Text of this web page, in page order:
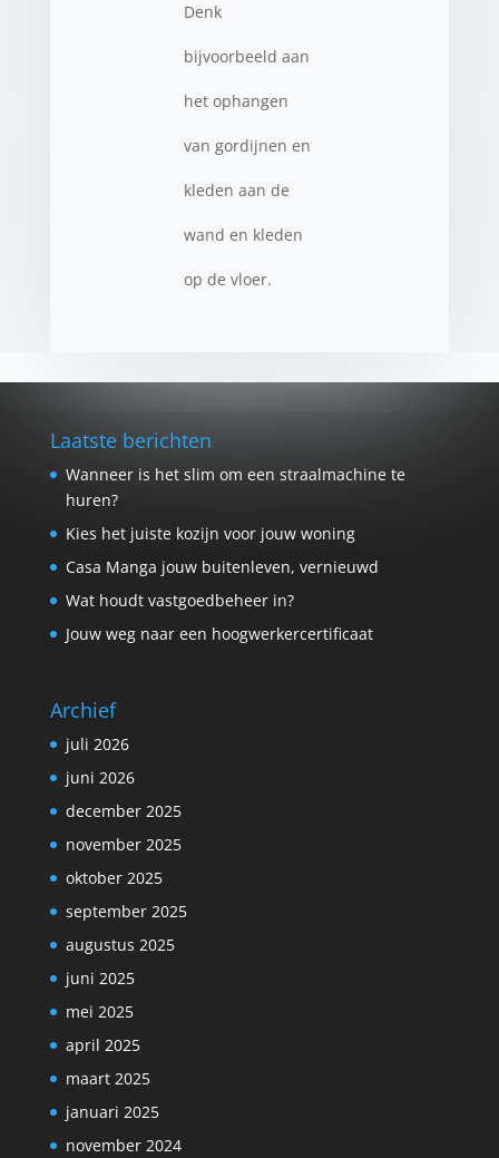
Denk
bijvoorbeeld aan
het ophangen
van gordijnen en
kleden aan de
wand en kleden
op de vloer.
Laatste berichten
Wanneer is het slim om een straalmachine te
huren?
Kies het juiste kozijn voor jouw woning
Casa Manga jouw buitenleven, vernieuwd
Wat houdt vastgoedbeheer in?
Jouw weg naar een hoogwerkercertificaat
Archief
juli 2026
juni 2026
december 2025
november 2025
oktober 2025
september 2025
augustus 2025
juni 2025
mei 2025
april 2025
maart 2025
januari 2025
november 2024